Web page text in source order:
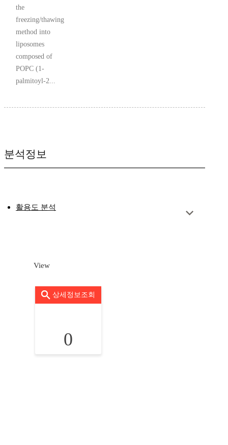
the
freezing/thawing
method into
liposomes
composed of
POPC (1-
palmitoyl-2...
분석정보
활용도 분석
View
상세정보조회
0